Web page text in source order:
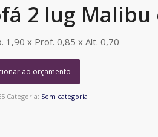
2 lug
1,90 x Prof. 0,85 x Alt. 0,70
ao orçamento
Categoria: Sem categoria